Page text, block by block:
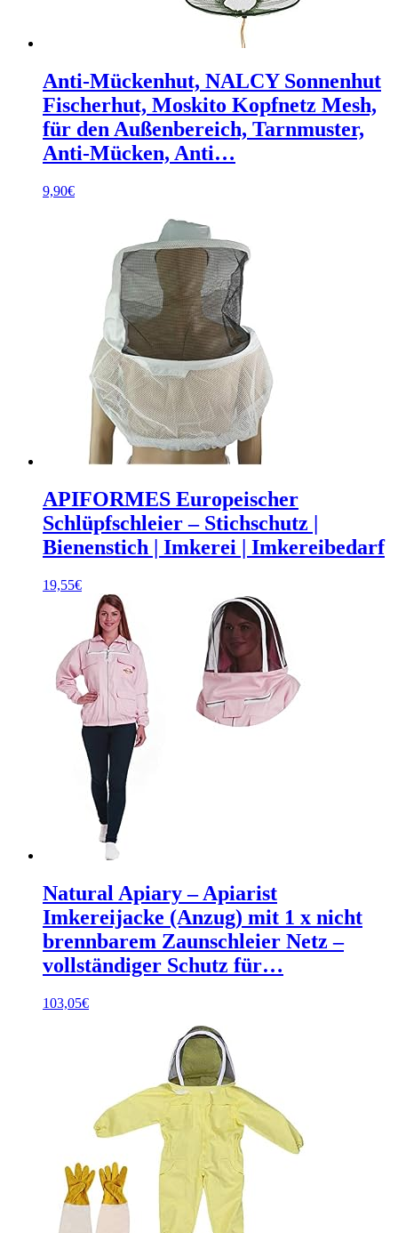
Anti-Mückenhut, NALCY Sonnenhut
Fischerhut, Moskito Kopfnetz Mesh,
für den Außenbereich, Tarnmuster,
Anti-Mücken, Anti…
9,90€
APIFORMES Europeischer
Schlüpfschleier – Stichschutz |
Bienenstich | Imkerei | Imkereibedarf
19,55€
Natural Apiary – Apiarist
Imkereijacke (Anzug) mit 1 x nicht
brennbarem Zaunschleier Netz –
vollständiger Schutz für…
103,05€